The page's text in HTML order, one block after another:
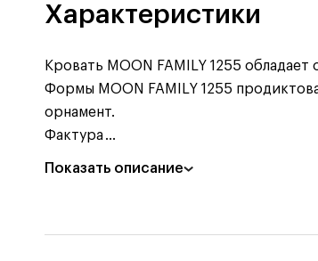
Характеристики
Кровать MOON FAMILY 1255
Формы MOON FAMILY 1255
орнамент.
Фактура...
Показать описание